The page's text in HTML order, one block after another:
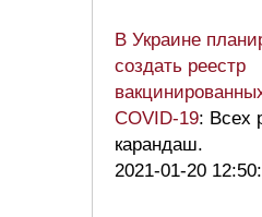
В Украине
создать реестр
COVID-19: Всех
карандаш.
2021-01-20